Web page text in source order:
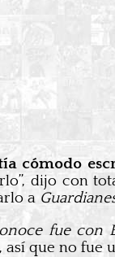
cómodo
dijo con
a
fue con
así que no fue